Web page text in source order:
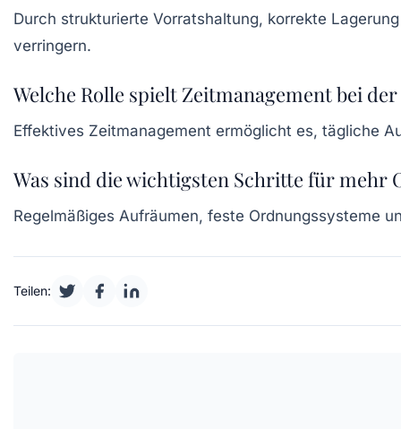
Durch strukturierte Vorratshaltung, korrekte
verringern.
Welche Rolle spielt Zeitmanagement bei
Effektives Zeitmanagement ermöglicht es, tägliche
Was sind die wichtigsten Schritte für mehr
Regelmäßiges Aufräumen, feste Ordnungssysteme
Teilen: